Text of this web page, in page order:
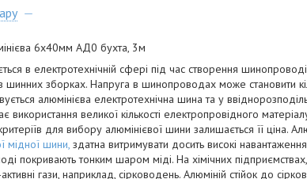
6х40мм АД0 бухта, 3м
в електротехнічній сфері під час створення
шинних зборках. Напруга в шинопроводах може становити
алюмінієва електротехнічна шина та у
використання великої кількості електропровідного
для вибору алюмінієвої шини залишається її ціна.
мідної шини, здатна витримувати досить високі
покривають тонким шаром міді. На хімічних
гази, наприклад, сірководень. Алюміній стійок до